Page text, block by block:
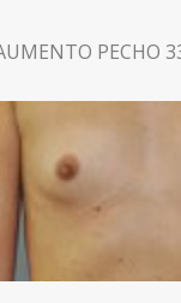
FACIAL
FACIAL DEEP PLANE
ULTRASÓNICA
(OTOPLASTIA)
PECHO